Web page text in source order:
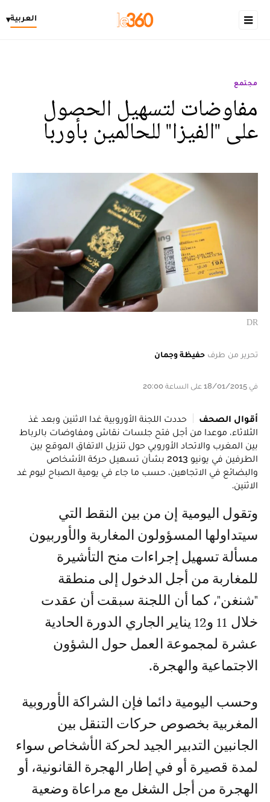
العربية▾
مجتمع
مفاوضات لتسهيل الحصول
على "الفيزا" للحالمين بأوربا
DR
تحرير من طرف حفيظة وجمان
في 18/01/2015 على الساعة 20:00
أقوال الصحف
حددت اللجنة الأوروبية غدا الاثنين وبعد غذ
الثلاثاء، موعدا من أجل فتح جلسات نقاش ومفاوضات بالرباط
بين المغرب والاتحاد الأوروبي حول تنزيل الاتفاق الموقع بين
الطرفين في يونيو 2013 بشأن تسهيل حركة الأشخاص
والبضائع في الاتجاهين، حسب ما جاء في يومية الصباح ليوم غد
الاثنين.
وتقول اليومية إن من بين النقط التي
سيتداولها المسؤولون المغاربة والأوربيون
مسألة تسهيل إجراءات منح التأشيرة
للمغاربة من أجل الدخول إلى منطقة
"شنغن"، كما أن اللجنة سبقت أن عقدت
خلال 11 و12 يناير الجاري الدورة الحادية
عشرة لمجموعة العمل حول الشؤون
الاجتماعية والهجرة.
وحسب اليومية دائما فإن الشراكة الأوروبية
المغربية بخصوص حركات التنقل بين
الجانبين التدبير الجيد لحركة الأشخاص سواء
لمدة قصيرة أو في إطار الهجرة القانونية، أو
الهجرة من أجل الشغل مع مراعاة وضعية